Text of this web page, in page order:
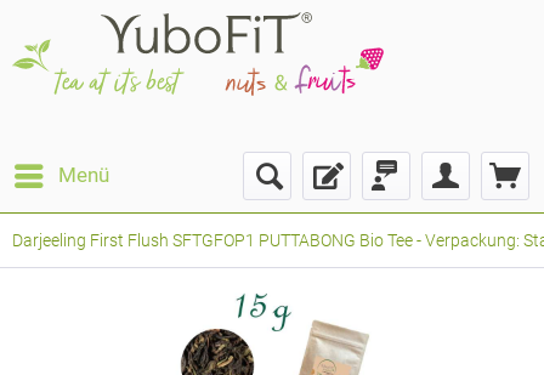
Menü
Darjeeling First Flush SFTGFOP1 PUTTABONG Bio Tee - Verpackung: